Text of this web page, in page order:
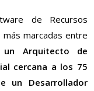
de Recursos
marcadas entre
un Arquitecto de
cercana a los 75
un Desarrollador